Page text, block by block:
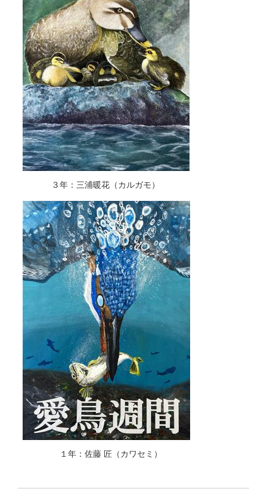
３年：三浦暖花（カルガモ）
１年：佐藤 匠（カワセミ）